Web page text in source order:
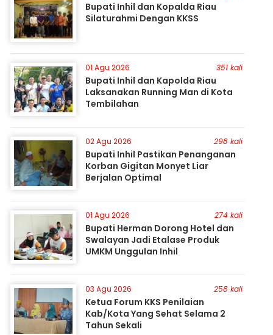
Bupati Inhil dan Kopalda Riau
Silaturahmi Dengan KKSS
01 Agu 2026 351 kali
Bupati Inhil dan Kapolda Riau
Laksanakan Running Man di Kota
Tembilahan
02 Agu 2026 298 kali
Bupati Inhil Pastikan Penanganan
Korban Gigitan Monyet Liar
Berjalan Optimal
01 Agu 2026 274 kali
Bupati Herman Dorong Hotel dan
Swalayan Jadi Etalase Produk
UMKM Unggulan Inhil
03 Agu 2026 258 kali
Ketua Forum KKS Penilaian
Kab/Kota Yang Sehat Selama 2
Tahun Sekali